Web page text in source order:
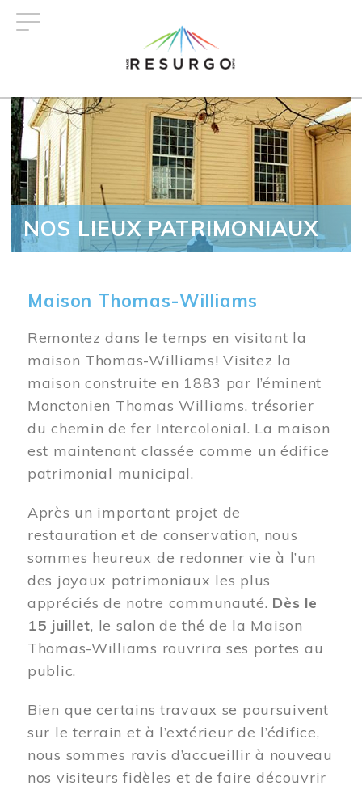
NOS LIEUX PATRIMONIAUX
Maison Thomas-Williams
Remontez dans le temps en visitant la
maison Thomas-Williams! Visitez la
maison construite en 1883 par l’éminent
Monctonien Thomas Williams, trésorier
du chemin de fer Intercolonial. La maison
est maintenant classée comme un édifice
patrimonial municipal.
Après un important projet de
restauration et de conservation, nous
sommes heureux de redonner vie à l’un
des joyaux patrimoniaux les plus
appréciés de notre communauté. Dès le
15 juillet, le salon de thé de la Maison
Thomas-Williams rouvrira ses portes au
public.
Bien que certains travaux se poursuivent
sur le terrain et à l’extérieur de l’édifice,
nous sommes ravis d’accueillir à nouveau
nos visiteurs fidèles et de faire découvrir